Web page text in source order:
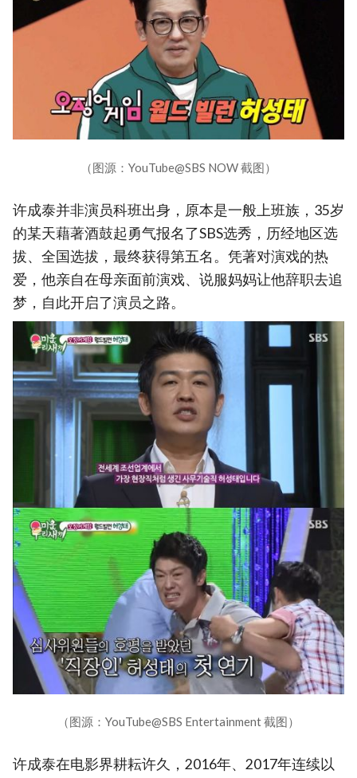
（图源：YouTube@SBS NOW 截图）
许成泰并非演员科班出身，原本是一般上班族，35岁
的某天藉著酒鼓起勇气报名了SBS选秀，历经地区选
拔、全国选拔，最终获得第五名。凭著对演戏的热
爱，他亲自在母亲面前演戏、说服妈妈让他辞职去追
梦，自此开启了演员之路。
（图源：YouTube@SBS Entertainment 截图）
许成泰在电影界耕耘许久，2016年、2017年连续以